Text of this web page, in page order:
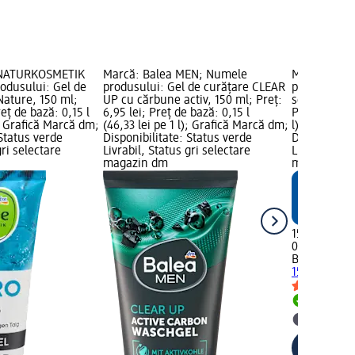
Gel de
150 ml;
de bază: 0,15 l
Marcă dm;
verde
selectare
Marcă: Balea MEN; Numele
produsului: Gel de curățare CLEAR
UP cu cărbune activ, 150 ml; Preț:
6,95 lei; Preț de bază: 0,15 l
(46,33 lei pe 1 l); Grafică Marcă dm;
Disponibilitate: Status verde
Livrabil, Status gri selectare
magazin dm
Marcă:
produsului:
sensitiv,
Preț de
l); Grafică
Livrabil,
magazin
15,95 lei
0,15 l
Balea med
150 ml